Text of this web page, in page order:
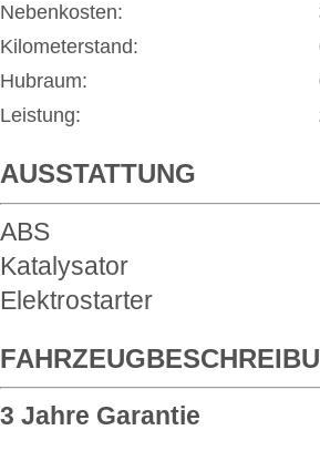
Nebenkosten:
Kilometerstand:
Hubraum:
Leistung:
AUSSTATTUNG
ABS
Katalysator
Elektrostarter
3 Jahre Garantie